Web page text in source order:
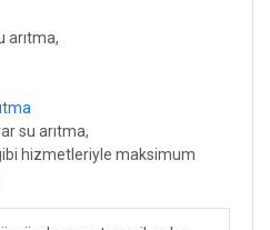
arıtma,
su arıtma,
hizmetleriyle maksimum